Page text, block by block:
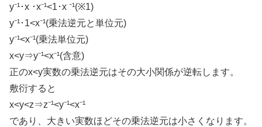
y⁻¹･x ･x⁻¹<1･x ⁻¹(※1)
y⁻¹･1<x⁻¹(乗法逆元と単位元)
y⁻¹<x⁻¹(乗法単位元)
x<y⇒y⁻¹<x⁻¹(含意)
正のx<y実数の乗法逆元はその大小関係が逆転します。
敷衍すると
x<y<z⇒z⁻¹<y⁻¹<x⁻¹
であり、大きい実数ほどその乗法逆元は小さくなります。